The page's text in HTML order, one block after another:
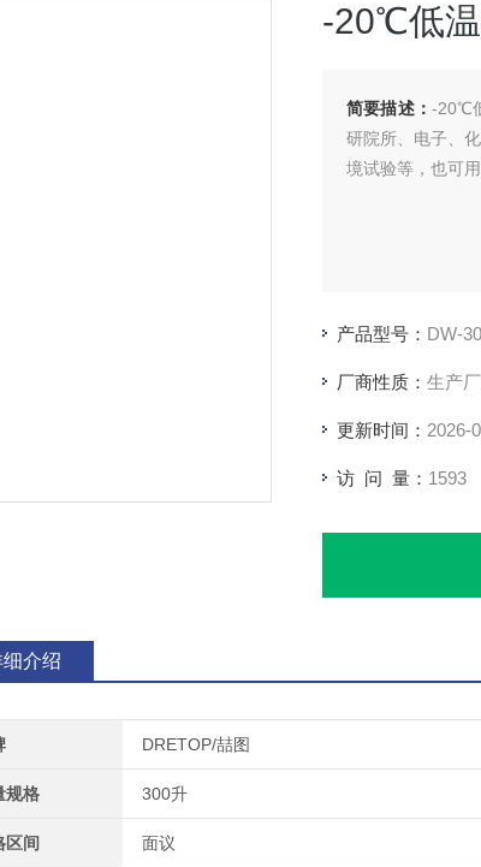
-20℃低
简要描述：-20℃
研院所、电子、
境试验等，也可
产品型号： DW-
厂商性质： 生产
更新时间： 2026-
访 问 量： 1593
介绍
DRETOP/喆图
规格 300升
区间 面议